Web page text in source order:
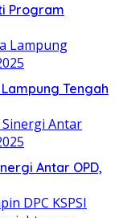
Program
Tengah
Antar OPD,